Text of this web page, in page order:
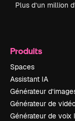
Plus d’un million
Produits
Spaces
Assistant IA
Générateur
Générateur de
Générateur de voix